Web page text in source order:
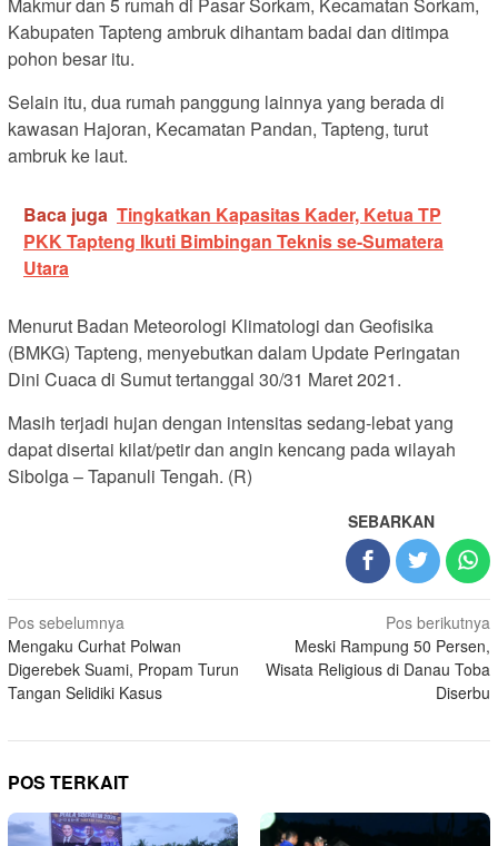
Kabupaten Tapteng ambruk dihantam badai dan ditimpa
pohon besar itu.
Selain itu, dua rumah panggung lainnya yang berada di
kawasan Hajoran, Kecamatan Pandan, Tapteng, turut
ambruk ke laut.
Baca juga Tingkatkan Kapasitas Kader, Ketua TP
PKK Tapteng Ikuti Bimbingan Teknis se-Sumatera
Utara
Menurut Badan Meteorologi Klimatologi dan Geofisika
(BMKG) Tapteng, menyebutkan dalam Update Peringatan
Dini Cuaca di Sumut tertanggal 30/31 Maret 2021.
Masih terjadi hujan dengan intensitas sedang-lebat yang
dapat disertai kilat/petir dan angin kencang pada wilayah
Sibolga – Tapanuli Tengah. (R)
SEBARKAN
Navigasi
pos
Pos sebelumnya
Mengaku Curhat Polwan
Digerebek Suami, Propam Turun
Tangan Selidiki Kasus
Pos berikutnya
Meski Rampung 50 Persen,
Wisata Religious di Danau Toba
Diserbu
POS TERKAIT